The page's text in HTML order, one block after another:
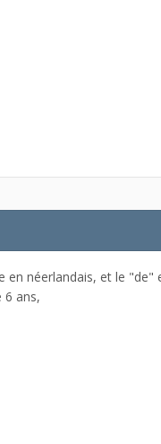
en néerlandais, et le "de"
6 ans,